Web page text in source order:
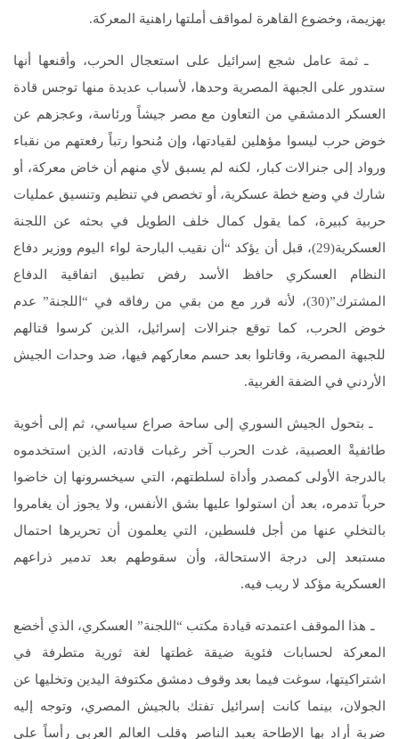
بهزيمة، وخضوع القاهرة لمواقف أملتها راهنية المعركة.
ـ ثمة عامل شجع إسرائيل على استعجال الحرب، وأقنعها أنها
ستدور على الجبهة المصرية وحدها، لأسباب عديدة منها توجس قادة
العسكر الدمشقي من التعاون مع مصر جيشاً ورئاسة، وعجزهم عن
خوض حرب ليسوا مؤهلين لقيادتها، وإن مُنحوا رتباً رفعتهم من نقباء
ورواد إلى جنرالات كبار، لكنه لم يسبق لأي منهم أن خاض معركة، أو
شارك في وضع خطة عسكرية، أو تخصص في تنظيم وتنسيق عمليات
حربية كبيرة، كما يقول كمال خلف الطويل في بحثه عن اللجنة
العسكرية(29)، قبل أن يؤكد “أن نقيب البارحة لواء اليوم ووزير دفاع
النظام العسكري حافظ الأسد رفض تطبيق اتفاقية الدفاع
المشترك”(30)، لأنه قرر مع من بقي من رفاقه في “اللجنة” عدم
خوض الحرب، كما توقع جنرالات إسرائيل، الذين كرسوا قتالهم
للجبهة المصرية، وقاتلوا بعد حسم معاركهم فيها، ضد وحدات الجيش
الأردني في الضفة الغربية.
ـ بتحول الجيش السوري إلى ساحة صراع سياسي، ثم إلى أخوية
طائفيةْ العصبية، غدت الحرب آخر رغبات قادته، الذين استخدموه
بالدرجة الأولى كمصدر وأداة لسلطتهم، التي سيخسرونها إن خاضوا
حرباً تدمره، بعد أن استولوا عليها بشق الأنفس، ولا يجوز أن يغامروا
بالتخلي عنها من أجل فلسطين، التي يعلمون أن تحريرها احتمال
مستبعد إلى درجة الاستحالة، وأن سقوطهم بعد تدمير ذراعهم
العسكرية مؤكد لا ريب فيه.
ـ هذا الموقف اعتمدته قيادة مكتب “اللجنة” العسكري، الذي أخضع
المعركة لحسابات فئوية ضيقة غطتها لغة ثورية متطرفة في
اشتراكيتها، سوغت فيما بعد وقوف دمشق مكتوفة اليدين وتخليها عن
الجولان، بينما كانت إسرائيل تفتك بالجيش المصري، وتوجه إليه
ضربة أراد بها الإطاحة بعبد الناصر وقلب العالم العربي رأساً على